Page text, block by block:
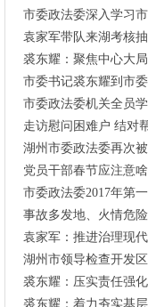
市委政法委深入学习
袁家军带队来湖考核
裘东耀：聚焦中心大
市委书记裘东耀到市
市委政法委机关全员
走访慰问困难户 结对
湖州市委政法委再次
党员干部春节应注意啥
市委政法委2017年第
事故多发地、火情危
袁家军：推进治理现
湖州市领导检查开发
裘东耀：压实责任强
裘东耀：着力夯实基